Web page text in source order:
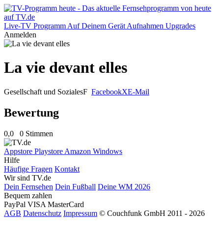
Live-TV Programm Auf Deinem Gerät Aufnahmen Upgrades
Anmelden
La vie devant elles
Gesellschaft und SozialesF FacebookXE-Mail
Bewertung
0,0 0 Stimmen
Appstore Playstore Amazon Windows
Hilfe
Häufige Fragen Kontakt
Wir sind TV.de
Dein Fernsehen Dein Fußball Deine WM 2026
Bequem zahlen
PayPal VISA MasterCard
AGB Datenschutz Impressum © Couchfunk GmbH 2011 - 2026